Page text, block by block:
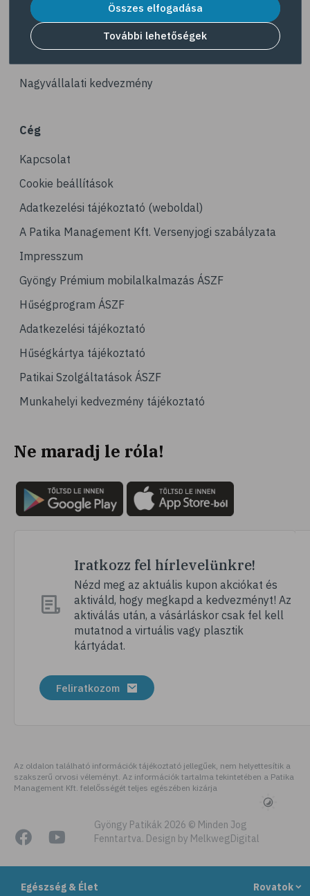
Egészség & Élet Rovatok
# @egeszsegmagazin
# propolisz
# B-vitamin
# vérszegénység
# stressz
# stresszcsökkentés
# avokádó
# tej
# áfonya
# bogyós gyümölcsök
# joghurt
# alma
# gyümölcsök
# emésztés
# székrekedés
# rostok
# multivitamin
# ásványi anyag
# pezsgőtabletta
# gumivitamin
# mikrotápanyag
# gesztenye
# béta-karotin
# édesburgonya
# batáta
# ízületek
# mozgásszervi problémák
Dermokozmetikumok
Gyöngy Patika Magazin
Nagyvállalati kedvezmény
Cég
Kapcsolat
Cookie beállítások
Adatkezelési tájékoztató (weboldal)
A Patika Management Kft. Versenyjogi szabályzata
Impresszum
Gyöngy Prémium mobilalkalmazás ÁSZF
Hűségprogram ÁSZF
Adatkezelési tájékoztató
Hűségkártya tájékoztató
Patikai Szolgáltatások ÁSZF
Munkahelyi kedvezmény tájékoztató
Ne maradj le róla!
Iratkozz fel hírlevelünkre!
Nézd meg az aktuális kupon akciókat és
aktiváld, hogy megkapd a kedvezményt! Az
aktiválás után, a vásárláskor csak fel kell
mutatnod a virtuális vagy plasztik
kártyádat.
Feliratkozom
Az oldalon található információk tájékoztató jellegűek, nem helyettesítik a
szakszerű orvosi véleményt. Az információk tartalma tekintetében a Patika
Management Kft. felelősségét teljes egészében kizárja
Gyöngy Patikák 2026 © Minden Jog
Fenntartva. Design by MelkwegDigital
Összes elfogadása
További lehetőségek